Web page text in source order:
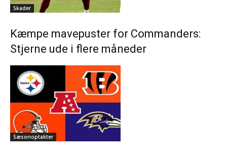
Skader
Kæmpe mavepuster for Commanders:
Stjerne ude i flere måneder
Sæsonoptakter